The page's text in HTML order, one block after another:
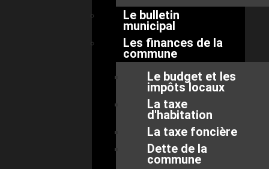
Le bulletin
municipal
Les finances de la
commune
Le budget et les
impôts locaux
La taxe
d'habitation
La taxe foncière
Dette de la
commune